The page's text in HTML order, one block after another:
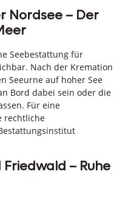
Nordsee – Der
Seebestattung für
Nach der Kremation
Seeurne auf hoher See
Bord dabei sein oder die
Für eine
rechtliche
– Ruhe